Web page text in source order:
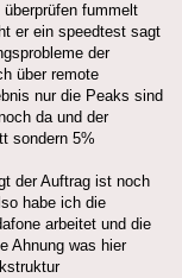
fummelt
er ein speedtest sagt
der
über remote
nur die Peaks sind
da und der
sondern 5%
der Auftrag ist noch
habe ich die
arbeitet und die
Ahnung was hier